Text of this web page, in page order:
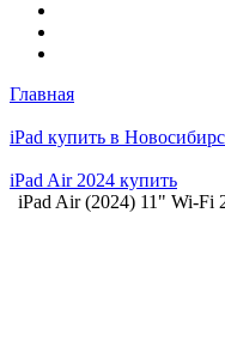
Главная
iPad купить в
iPad Air 2024 купить
iPad Air (2024) 11" Wi-Fi